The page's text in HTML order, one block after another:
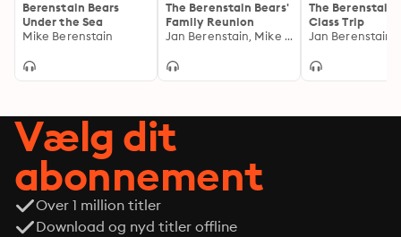
Berenstain Bears
Under the Sea
Mike Berenstain
The Berenstain Bears'
Family Reunion
Jan Berenstain, Mike Berenstain, Stan Berenstain
The Berenstain
Class Trip
Vælg dit
abonnement
Over 1 million titler
Download og nyd titler offline